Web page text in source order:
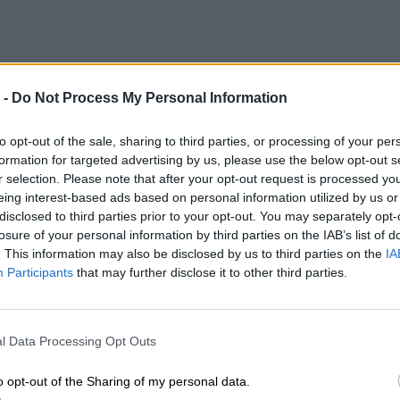
- Do Not Process My Personal Information
opt-out of the sale, sharing to third parties, or processing of your
for targeted advertising by us, please use the below opt-out
selection. Please note that after your opt-out request is processed
interest-based ads based on personal information utilized by us
to third parties prior to your opt-out. You may separately
of your personal information by third parties on the IAB’s list of
This information may also be disclosed by us to third parties on the
Participants that may further disclose it to other third parties.
Data Processing Opt Outs
opt-out of the Sharing of my personal data.
zamówienia od 5-14 dni.
kompatybilności baterii prosimy o kontakt, w celu
może być kompatybilna z laptopami Lenovo:
Lenovo/IBM ThinkPad X X380 Yoga
INFORMACJE